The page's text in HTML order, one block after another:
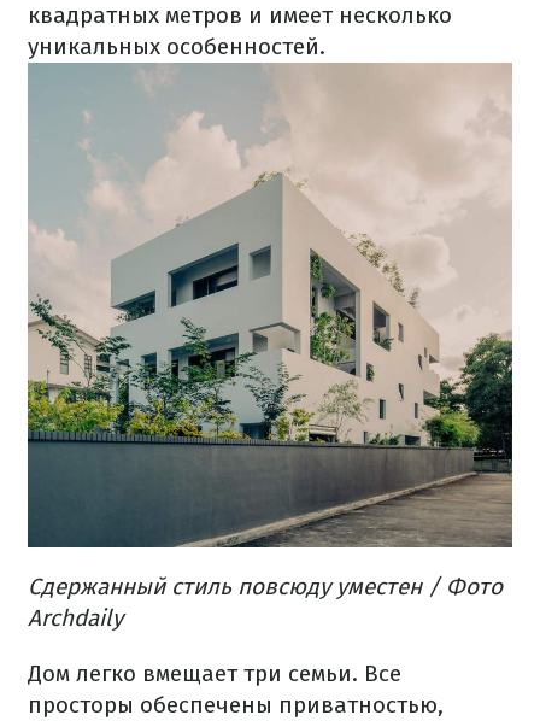
квадратных метров и имеет несколько
уникальных особенностей.
Сдержанный стиль повсюду уместен/ Фото
Archdaily
Дом легко вмещает три семьи. Все
просторы обеспечены приватностью,